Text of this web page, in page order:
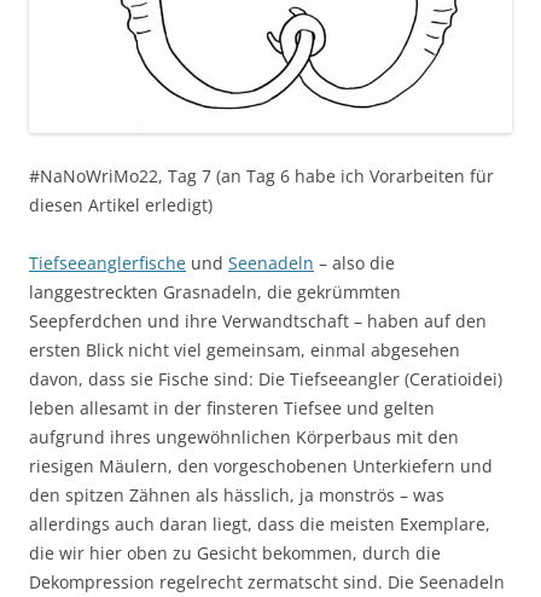
#NaNoWriMo22, Tag 7 (an Tag 6 habe ich Vorarbeiten für
diesen Artikel erledigt)
Tiefseeanglerfische und Seenadeln – also die
langgestreckten Grasnadeln, die gekrümmten
Seepferdchen und ihre Verwandtschaft – haben auf den
ersten Blick nicht viel gemeinsam, einmal abgesehen
davon, dass sie Fische sind: Die Tiefseeangler (Ceratioidei)
leben allesamt in der finsteren Tiefsee und gelten
aufgrund ihres ungewöhnlichen Körperbaus mit den
riesigen Mäulern, den vorgeschobenen Unterkiefern und
den spitzen Zähnen als hässlich, ja monströs – was
allerdings auch daran liegt, dass die meisten Exemplare,
die wir hier oben zu Gesicht bekommen, durch die
Dekompression regelrecht zermatscht sind. Die Seenadeln